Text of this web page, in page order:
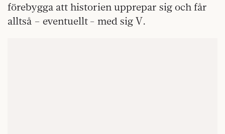
förebygga att historien upprepar sig och får
alltså – eventuellt - med sig V.